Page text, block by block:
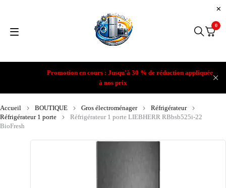
Promotion en cours : Jusqu'à 30 % de réduction appliquée
à nos prix
0
Accueil BOUTIQUE Gros électroménager
Réfrigérateur
Réfrigérateur 1 porte
Réfrigérateur 1 porte LIEBHERR RBbsb525i-22
BioFresh